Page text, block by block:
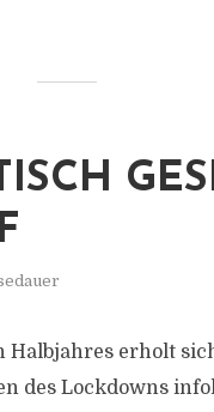
Halbjahres erholt
des Lockdowns